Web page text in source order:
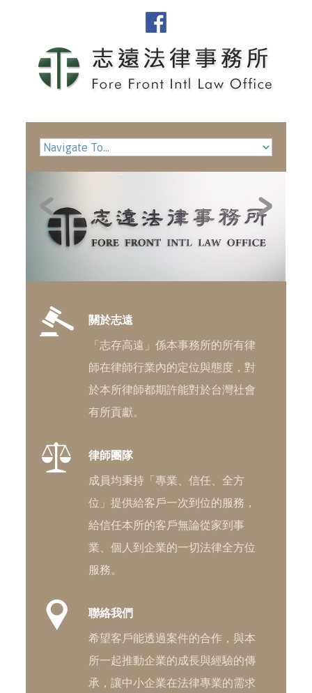
關於志遠
「志存高遠」係本事務所的所有律
師在律師行業內的定位與態度，對
於本所律師都期許能對於台灣社會
有所貢獻。
律師團隊
成員均秉持「專業、信任、全方
位」提供給客戶一次到位的服務，
給信任本所的客戶無論從家到事
業、個人到企業的一切法律全方位
服務。
聯絡我們
希望客戶能透過案件的合作，與本
所一起推動企業的成長與經驗的傳
承，讓中小企業在法律專業的需求